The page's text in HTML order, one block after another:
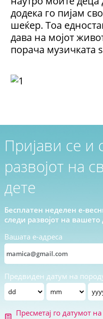
додека го пијам
шеќер. Тоа
дава на мојот
порача музичката
Пријави се и
развојот на
дете
Бесплатен неделен е-
следи развојот на вашето
Вашата е-адреса
Предвиден датум на
Пресметај го датумот на